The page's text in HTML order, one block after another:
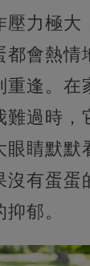
力極大
都會熱情
重逢。在
難過時，
睛默默
沒有蛋蛋
郁。